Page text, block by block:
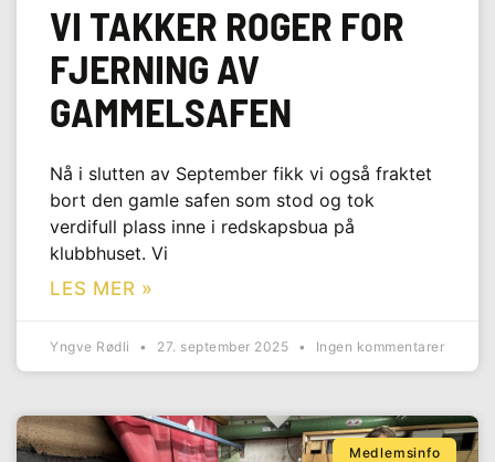
VI TAKKER ROGER FOR
FJERNING AV
GAMMELSAFEN
Nå i slutten av September fikk vi også fraktet
bort den gamle safen som stod og tok
verdifull plass inne i redskapsbua på
klubbhuset. Vi
LES MER »
Yngve Rødli 27. september 2025 Ingen kommentarer
Medlemsinfo